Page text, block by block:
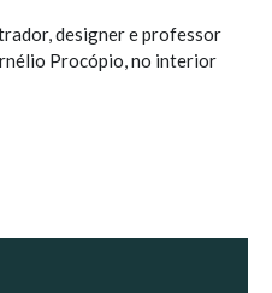
designer e professor
Procópio, no interior